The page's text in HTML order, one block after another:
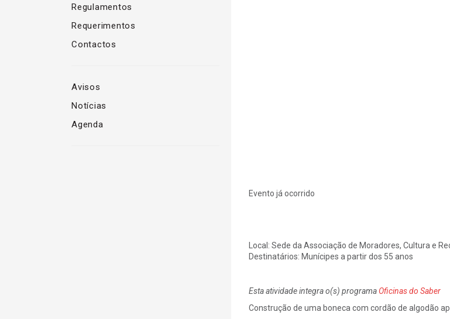
Regulamentos
Requerimentos
Contactos
Avisos
Notícias
Agenda
Evento já ocorrido
Local: Sede da Associação de Moradores, Cultura e
Destinatários: Munícipes a partir dos 55 anos
Esta atividade integra o(s) programa Oficinas do Saber
Construção de uma boneca com cordão de algodão